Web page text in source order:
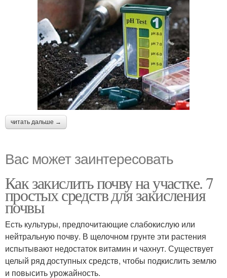
читать дальше →
Вас может заинтересовать
Как закислить почву на участке. 7
простых средств для закисления
почвы
Есть культуры, предпочитающие слабокислую или
нейтральную почву. В щелочном грунте эти растения
испытывают недостаток витамин и чахнут. Существует
целый ряд доступных средств, чтобы подкислить землю
и повысить урожайность.